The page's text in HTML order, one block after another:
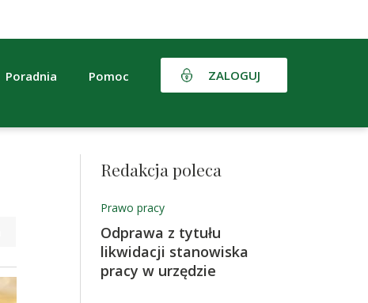
Poradnia Pomoc ZALOGUJ
Redakcja poleca
Prawo pracy
Odprawa z tytułu
likwidacji stanowiska
pracy w urzędzie